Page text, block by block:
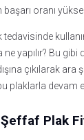
oranı
tedavisinde
yapılır? Bu gibi
çıkılarak ara
plaklarla devam
Plak